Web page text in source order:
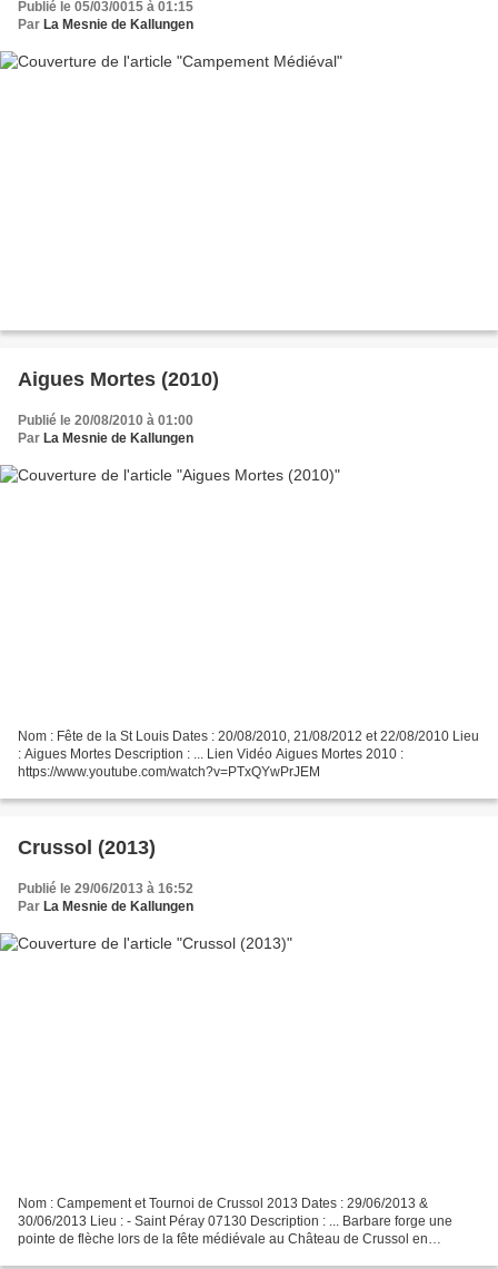
Publié le 05/03/0015 à 01:15
Par La Mesnie de Kallungen
Aigues Mortes (2010)
Publié le 20/08/2010 à 01:00
Par La Mesnie de Kallungen
Nom : Fête de la St Louis Dates : 20/08/2010, 21/08/2012 et 22/08/2010 Lieu
: Aigues Mortes Description : ... Lien Vidéo Aigues Mortes 2010 :
https://www.youtube.com/watch?v=PTxQYwPrJEM
Crussol (2013)
Publié le 29/06/2013 à 16:52
Par La Mesnie de Kallungen
Nom : Campement et Tournoi de Crussol 2013 Dates : 29/06/2013 &
30/06/2013 Lieu : - Saint Péray 07130 Description : ... Barbare forge une
pointe de flèche lors de la fête médiévale au Château de Crussol en